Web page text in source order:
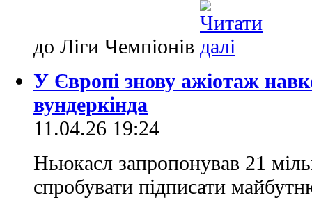
до Ліги Чемпіонів
У Європі знову ажіотаж
вундеркінда
11.04.26 19:24
Ньюкасл запропонував 21
спробувати підписати